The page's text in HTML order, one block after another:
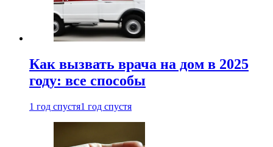
Как вызвать врача на дом в 2025
году: все способы
1 год спустя1 год спустя